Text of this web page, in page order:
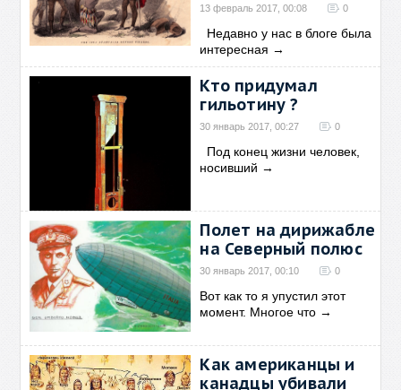
13 февраль 2017, 00:08 0
Недавно у нас в блоге была
интересная →
Кто придумал
гильотину ?
30 январь 2017, 00:27 0
Под конец жизни человек,
носивший →
Полет на дирижабле
на Северный полюс
30 январь 2017, 00:10 0
Вот как то я упустил этот
момент. Многое что →
Как американцы и
канадцы убивали